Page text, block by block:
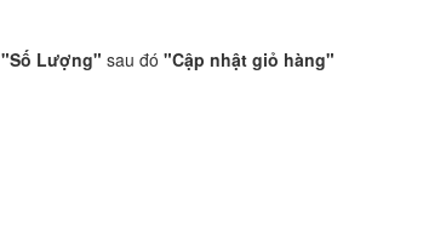
"Số Lượng" sau đó "Cập nhật giỏ hàng"